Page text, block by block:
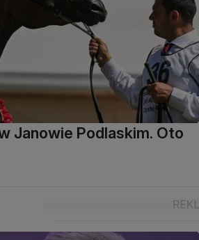
Janowie Podlaskim. Oto